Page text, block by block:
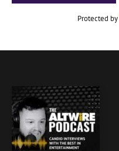
Protected by